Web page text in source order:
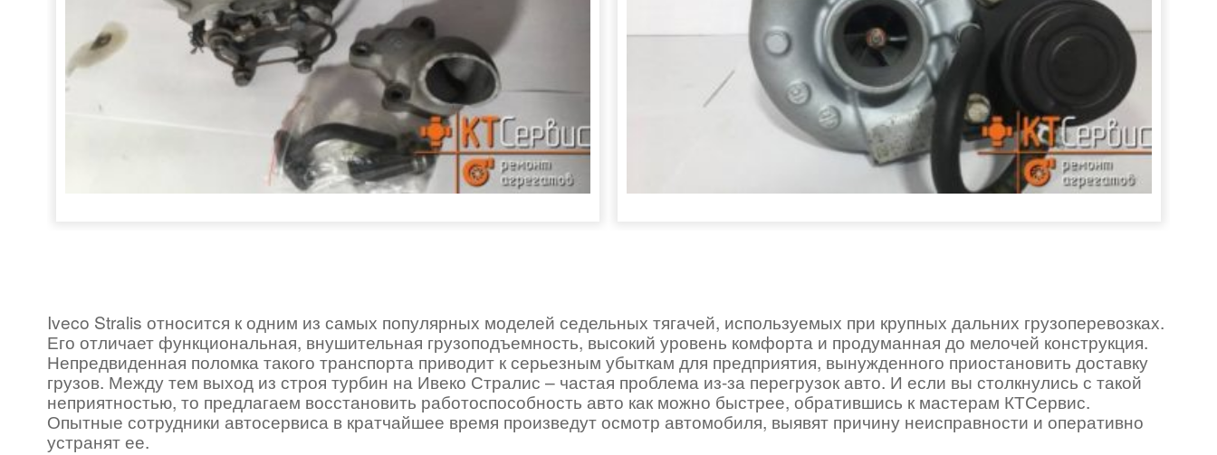
Iveco Stralis относится к одним из самых популярных моделей седельных тягачей, используемых при крупных дальних грузоперевозках.
Его отличает функциональная, внушительная грузоподъемность, высокий уровень комфорта и продуманная до мелочей конструкция.
Непредвиденная поломка такого транспорта приводит к серьезным убыткам для предприятия, вынужденного приостановить доставку
грузов. Между тем выход из строя турбин на Ивеко Стралис – частая проблема из-за перегрузок авто. И если вы столкнулись с такой
неприятностью, то предлагаем восстановить работоспособность авто как можно быстрее, обратившись к мастерам КТСервис.
Опытные сотрудники автосервиса в кратчайшее время произведут осмотр автомобиля, выявят причину неисправности и оперативно
устранят ее.